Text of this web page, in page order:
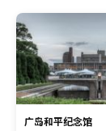
广岛和平纪念馆